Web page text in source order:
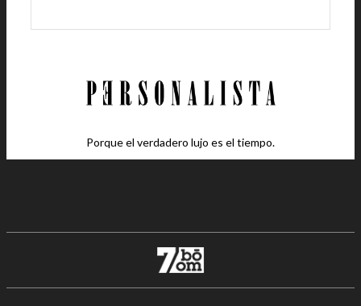
Porque el verdadero lujo es el tiempo.